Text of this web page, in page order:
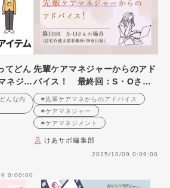
てどん
ネジャ
んな内
0:00:00
先輩ケアマネジャーからのアド
バイス！ 最終回：S・Oさん
（居宅介護支援事業所（神奈川
県）・ケアマネジャー）後編
#先輩ケアマネからのアドバイス
#ケアマネジャー
#ケアマネジメント
けあサポ編集部
2025/10/09 0:09:00